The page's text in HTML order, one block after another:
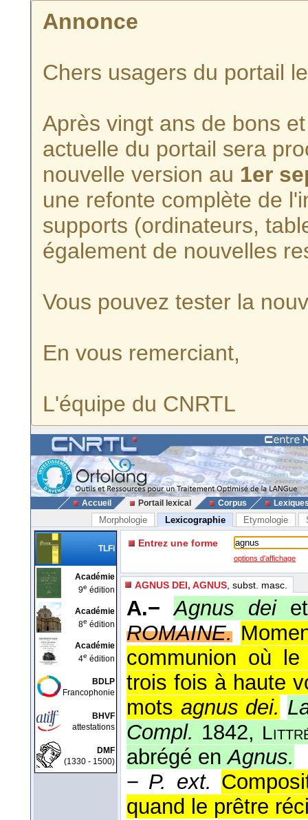
Annonce
Chers usagers du portail
Après vingt ans de bons
actuelle du portail sera
nouvelle version au 1er
une refonte complète de
supports (ordinateurs,
également de nouvelles
Vous pouvez tester la
En vous remerciant,
L'équipe du CNRTL
Accueil Portail lexical Corpus
Morphologie Lexicographie Etymologie
TLFi
Académie
9e édition
Académie
8e édition
Académie
4e édition
BDLP
Francophonie
BHVF
attestations
DMF
(1330 - 1500)
Entrez une forme
options d'affichage
AGNUS DEI, AGNUS , subst. masc.
A.− Agnus deiet
ROMAINE.
communion où
trois fois à haute
mots agnus dei.
Compl. 1842,
abrégé enAgnus.
− P. ext.
quand le prêtre